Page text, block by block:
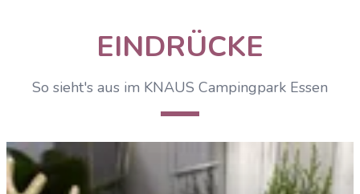
EINDRÜCKE
So sieht's aus im KNAUS Campingpark Essen